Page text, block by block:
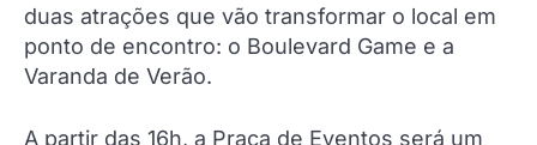
duas atrações que vão transformar o local em
ponto de encontro: o Boulevard Game e a
Varanda de Verão.
A partir das 16h, a Praça de Eventos será um